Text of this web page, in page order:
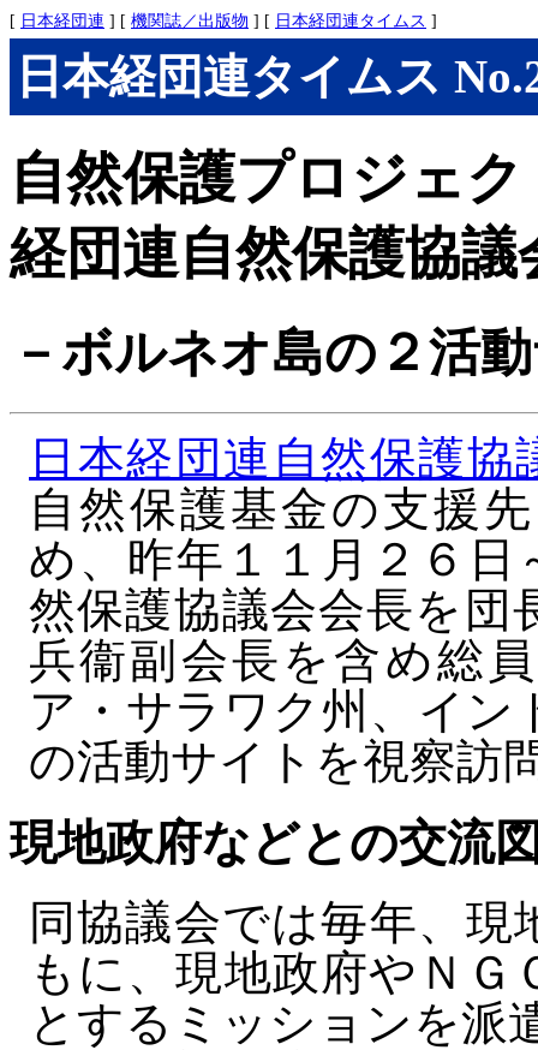
[ 日本経団連 ] [ 機関誌／出版物 ] [ 日本経団連タイムス ]
日本経団連タイムス
自然保護プロジェ
経団連自然保護協議
－ボルネオ島の２活
日本経団連自然保護協
自然保護基金の支援
め、昨年１１月２６日
然保護協議会会長を団
兵衞副会長を含め総
ア・サラワク州、イ
の活動サイトを視察訪
現地政府などとの交流
同協議会では毎年、
もに、現地政府やＮ
とするミッションを派